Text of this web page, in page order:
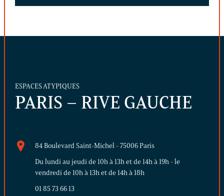
ESPACES ATYPIQUES
PARIS – RIVE GAUCHE
84 Boulevard Saint-Michel - 75006 Paris
Du lundi au jeudi de 10h à 13h et de 14h à 19h - le
vendredi de 10h à 13h et de 14h à 18h
01 85 73 66 13